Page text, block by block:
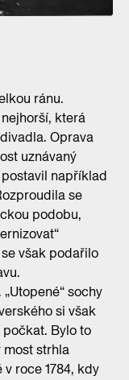
ránu.
která
Oprava
uznávaný
například
se
podobu,
však podařilo
sochy
si však
Bylo to
most strhla
roce 1784, kdy